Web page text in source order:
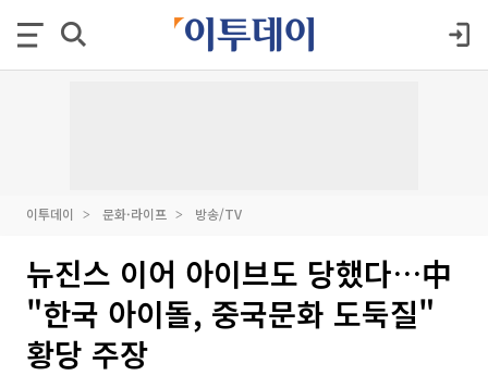
이투데이 문화·라이프 방송/TV
뉴진스 이어 아이브도 당했다…中
"한국 아이돌, 중국문화 도둑질"
황당 주장